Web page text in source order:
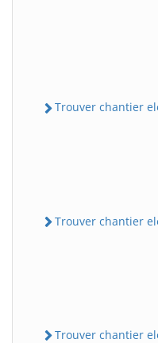
Trouver chantier
Trouver chantier
Trouver chantier